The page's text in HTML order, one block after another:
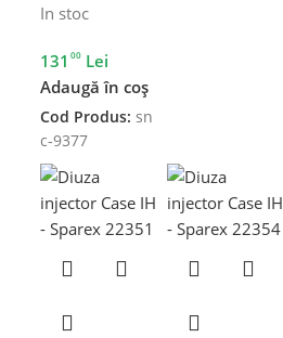
In stoc
131 00 Lei
Adaugă în coș
Cod Produs: sn
c-9377